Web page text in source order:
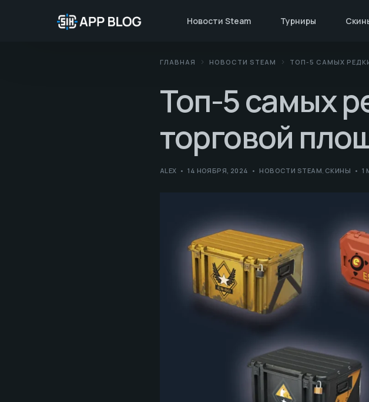
Новости Steam Турниры
ГЛАВНАЯ НОВОСТИ STEAM ТОП-5 САМЫХ
Топ-5 самых
торговой
ALEX 14 НОЯБРЯ, 2024 НОВОСТИ STEAM, СКИНЫ 1